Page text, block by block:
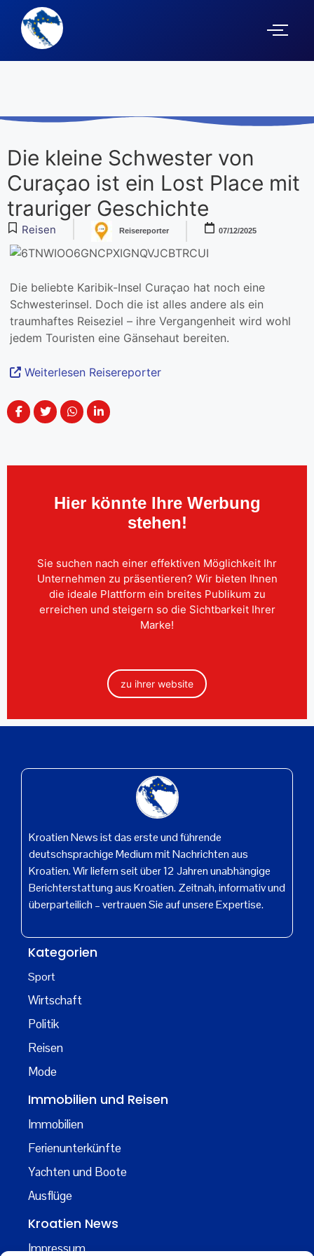
Die kleine Schwester von
Curaçao ist ein Lost Place mit
trauriger Geschichte
Reisen Reisereporter 07/12/2025
Die beliebte Karibik-Insel Curaçao hat noch eine
Schwesterinsel. Doch die ist alles andere als ein
traumhaftes Reiseziel – ihre Vergangenheit wird wohl
jedem Touristen eine Gänsehaut bereiten.
Weiterlesen Reisereporter
Hier könnte Ihre Werbung
stehen!
Sie suchen nach einer effektiven Möglichkeit Ihr
Unternehmen zu präsentieren? Wir bieten Ihnen
die ideale Plattform ein breites Publikum zu
erreichen und steigern so die Sichtbarkeit Ihrer
Marke!
zu ihrer website
Kroatien News ist das erste und führende
deutschsprachige Medium mit Nachrichten aus
Kroatien. Wir liefern seit über 12 Jahren unabhängige
Berichterstattung aus Kroatien. Zeitnah, informativ und
überparteilich – vertrauen Sie auf unsere Expertise.
Kategorien
Sport
Wirtschaft
Politik
Reisen
Mode
Immobilien und Reisen
Immobilien
Ferienunterkünfte
Yachten und Boote
Ausflüge
Kroatien News
Impressum